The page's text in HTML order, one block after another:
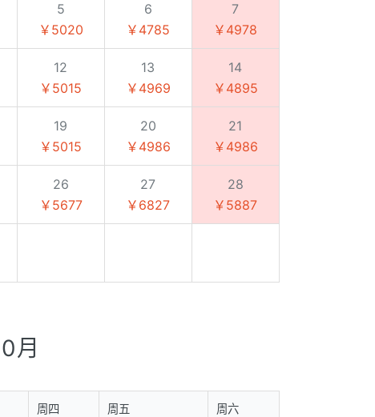
5
￥5020
6
￥4785
7
￥4978
12
￥5015
13
￥4969
14
￥4895
19
￥5015
20
￥4986
21
￥4986
26
￥5677
27
￥6827
28
￥5887
月
周四 周五 周六